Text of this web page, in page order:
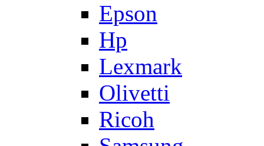
Epson
Hp
Lexmark
Olivetti
Ricoh